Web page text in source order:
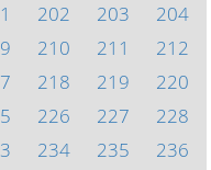
202 203
204
210 211
212
218 219
220
226 227
228
234 235
236